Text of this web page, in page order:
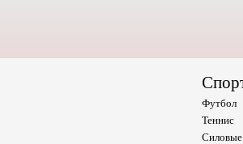
Футбол
Теннис